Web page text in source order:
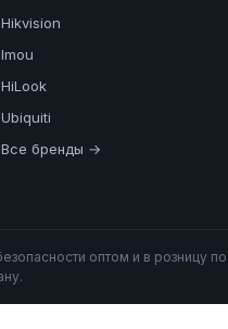
Hikvision
Imou
HiLook
Ubiquiti
Все бренды →
оптом и в розницу по